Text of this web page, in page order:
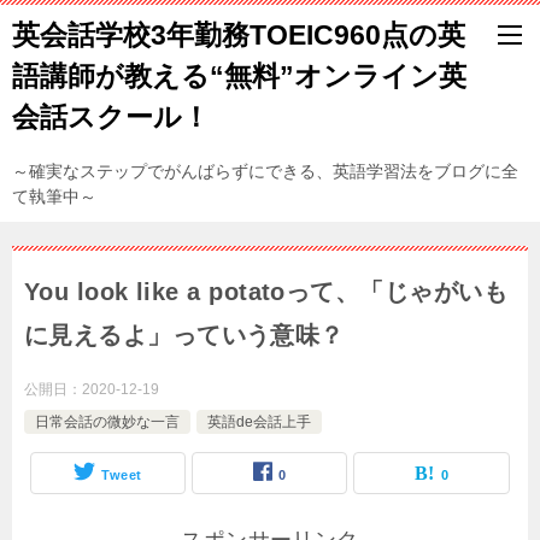
英会話学校3年勤務TOEIC960点の英
語講師が教える“無料”オンライン英
会話スクール！
～確実なステップでがんばらずにできる、英語学習法をブログに全
て執筆中～
You look like a potatoって、「じゃがいも
に見えるよ」っていう意味？
公開日： 2020-12-19
日常会話の微妙な一言
英語de会話上手
Tweet 0 0